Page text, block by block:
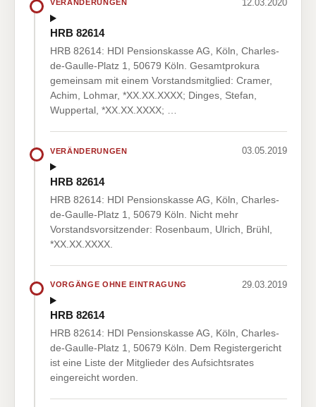
VERÄNDERUNGEN 12.03.2020
HRB 82614
HRB 82614: HDI Pensionskasse AG, Köln, Charles-
de-Gaulle-Platz 1, 50679 Köln. Gesamtprokura
gemeinsam mit einem Vorstandsmitglied: Cramer,
Achim, Lohmar, *XX.XX.XXXX; Dinges, Stefan,
Wuppertal, *XX.XX.XXXX; …
VERÄNDERUNGEN 03.05.2019
HRB 82614
HRB 82614: HDI Pensionskasse AG, Köln, Charles-
de-Gaulle-Platz 1, 50679 Köln. Nicht mehr
Vorstandsvorsitzender: Rosenbaum, Ulrich, Brühl,
*XX.XX.XXXX.
VORGÄNGE OHNE EINTRAGUNG 29.03.2019
HRB 82614
HRB 82614: HDI Pensionskasse AG, Köln, Charles-
de-Gaulle-Platz 1, 50679 Köln. Dem Registergericht
ist eine Liste der Mitglieder des Aufsichtsrates
eingereicht worden.